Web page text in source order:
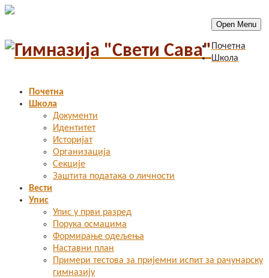
Почетна
Школа
Документи
Идентитет
Историјат
Организација
Секције
Заштита података о личности
Вести
Упис
Упис у први разред
Порука осмацима
Формирање одељења
Наставни план
Примери тестова за пријемни испит за рачунарску
гимназију
Open Menu
Почетна
Школа